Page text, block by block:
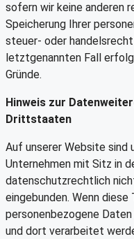
sofern wir keine anderen
Speicherung Ihrer
steuer- oder
letztgenannten Fall
Gründe.
Hinweis zur
Drittstaaten
Auf unserer Website sind
Unternehmen mit Sitz in
datenschutzrechtlich
eingebunden. Wenn
personenbezogene
und dort verarbeitet